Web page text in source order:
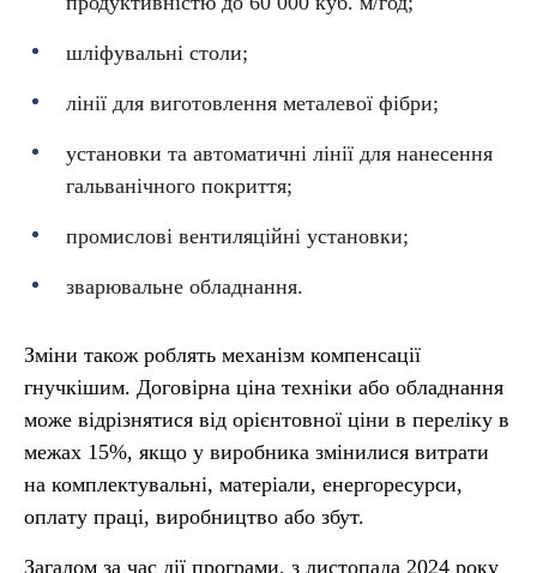
шліфувальні столи;
лінії для виготовлення металевої фібри;
установки та автоматичні лінії для нанесення
гальванічного покриття;
промислові вентиляційні установки;
зварювальне обладнання.
Зміни також роблять механізм компенсації
гнучкішим. Договірна ціна техніки або обладнання
може відрізнятися від орієнтовної ціни в переліку в
межах 15%, якщо у виробника змінилися витрати
на комплектувальні, матеріали, енергоресурси,
оплату праці, виробництво або збут.
Загалом за час дії програми, з листопада 2024 року